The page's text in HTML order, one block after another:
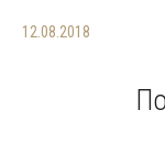
12.08.2018